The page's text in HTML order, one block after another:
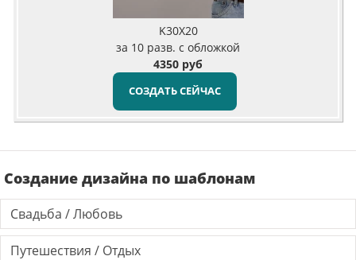
K30X20
за 10 разв. с обложкой
4350 руб
СОЗДАТЬ СЕЙЧАС
Создание дизайна по шаблонам
Свадьба / Любовь
Путешествия / Отдых